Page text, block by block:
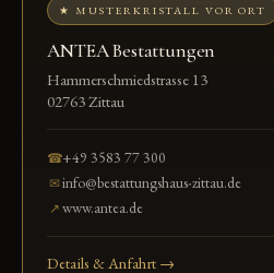
★ MUSTERKRISTALL VOR ORT
ANTEA Bestattungen
Hammerschmiedstrasse 13
02763 Zittau
☎+49 3583 77 300
✉info@bestattungshaus-zittau.de
↗www.antea.de
Details & Anfahrt →